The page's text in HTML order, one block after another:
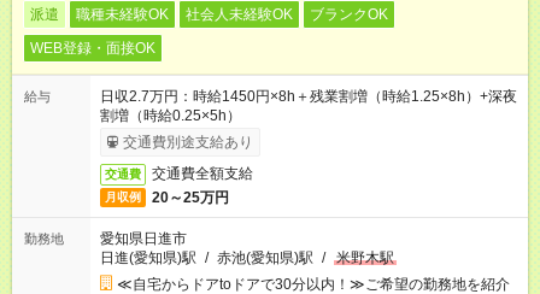
派遣 職種未経験OK 社会人未経験OK
ブランクOK
WEB登録・面接OK
給与
日収2.7万円：時給1450円×8h＋残業割増（時給1.25×8h）+深夜
割増（時給0.25×5h）
交通費別途支給あり
交通費 交通費全額支給
月収例 20～25万円
勤務地
愛知県日進市
日進(愛知県)駅 / 赤池(愛知県)駅 / 米野木駅
≪自宅からドアtoドアで30分以内！≫ご希望の勤務地を紹介